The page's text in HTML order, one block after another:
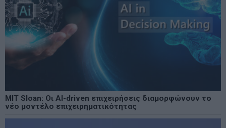
MIT Sloan: Οι AI-driven επιχειρήσεις διαμορφώνουν το
νέο μοντέλο επιχειρηματικότητας